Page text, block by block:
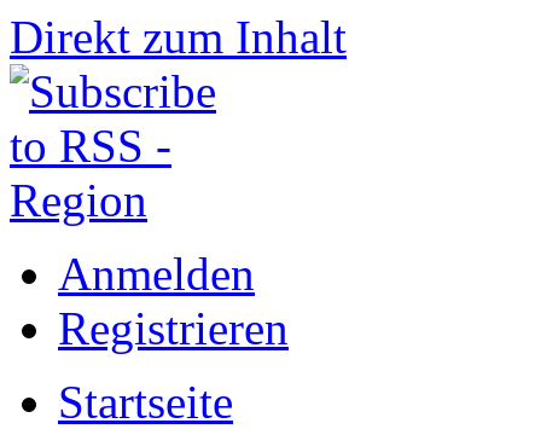
Direkt zum Inhalt
Anmelden
Registrieren
Startseite